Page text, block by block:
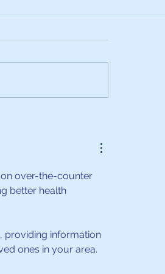
Fundación Mapfre hace entrega
donativo al Hospital Ortopédico
over-the-counter
better health
providing information
ones in your area.